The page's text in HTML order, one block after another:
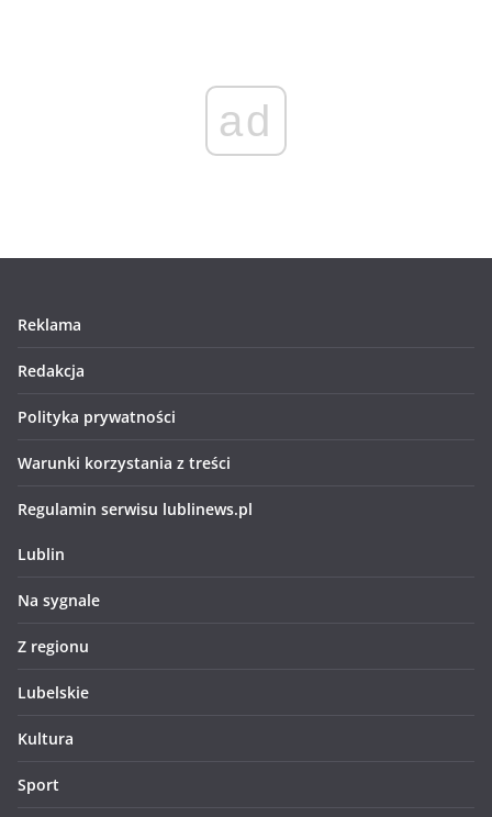
ad
Reklama
Redakcja
Polityka prywatności
Warunki korzystania z treści
Regulamin serwisu lublinews.pl
Lublin
Na sygnale
Z regionu
Lubelskie
Kultura
Sport